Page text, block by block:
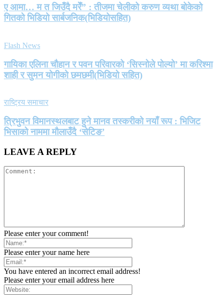
ए आमा… म त जिउँदै मरेँ” : तीजमा चेलीको करुण व्यथा बोकेको
गितको भिडियो सार्बजनिक(भिडियोसहित)
Flash News
गायिका एलिना चौहान र पवन परिवारको ‘सिस्नोले पोल्यो’ मा करिश्मा
शाही र सुमन योगीको छमछमी(भिडियो सहित)
राष्ट्रिय समाचार
त्रिभुवन विमानस्थलबाट हुने मानव तस्करीको नयाँ रूप : भिजिट
भिसाको नाममा मौलाउँदै ‘सेटिङ’
LEAVE A REPLY
Please enter your comment!
Please enter your name here
You have entered an incorrect email address!
Please enter your email address here